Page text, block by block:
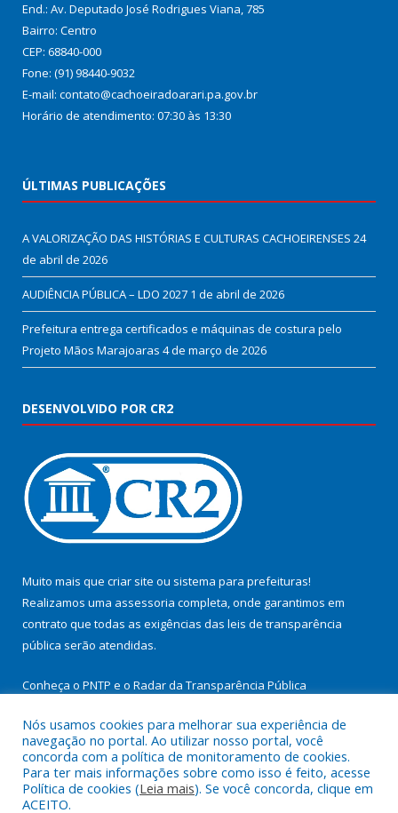
End.: Av. Deputado José Rodrigues Viana, 785
Bairro: Centro
CEP: 68840-000
Fone: (91) 98440-9032
E-mail: contato@cachoeiradoarari.pa.gov.br
Horário de atendimento: 07:30 às 13:30
ÚLTIMAS PUBLICAÇÕES
A VALORIZAÇÃO DAS HISTÓRIAS E CULTURAS CACHOEIRENSES 24
de abril de 2026
AUDIÊNCIA PÚBLICA – LDO 2027 1 de abril de 2026
Prefeitura entrega certificados e máquinas de costura pelo
Projeto Mãos Marajoaras 4 de março de 2026
DESENVOLVIDO POR CR2
Muito mais que criar site ou sistema para prefeituras!
Realizamos uma assessoria completa, onde garantimos em
contrato que todas as exigências das leis de transparência
pública serão atendidas.
Conheça o PNTP e o Radar da Transparência Pública
Todos os direitos reservados a Prefeitura Municipal de
Cachoeira do Arari.
Nós usamos cookies para melhorar sua experiência de
navegação no portal. Ao utilizar nosso portal, você
concorda com a política de monitoramento de cookies.
Para ter mais informações sobre como isso é feito, acesse
Política de cookies (Leia mais). Se você concorda, clique em
ACEITO.